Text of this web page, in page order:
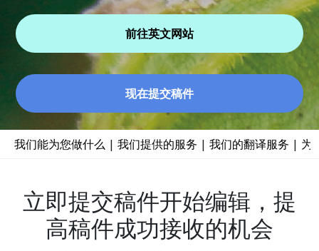
前往英文网站
现在提交稿件
我们能为您做什么 | 我们提供的服务 | 我们的翻译服务 | 为
立即提交稿件开始编辑，提
高稿件成功接收的机会